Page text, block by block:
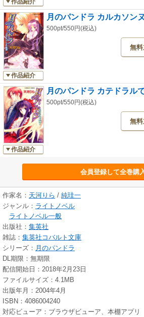
作品紹介
作品紹介
月のパンドラ カルカソン
500pt/550円(税込)
無
作品紹介
月のパンドラ カテドラル
500pt/550円(税込)
無
会員登録して全巻購
作家名： 天河りら / 純珪一
ジャンル： ライトノベル
ライトノベル一般
出版社： 集英社
雑誌： 集英社コバルト文庫
シリーズ： 月のパンドラ
DL期限：無期限
配信開始日：2018年2月23日
ファイルサイズ：4.1MB
出版年月：2004年4月
ISBN：4086004240
対応ビューア：ブラウザビューア、本棚アプリ